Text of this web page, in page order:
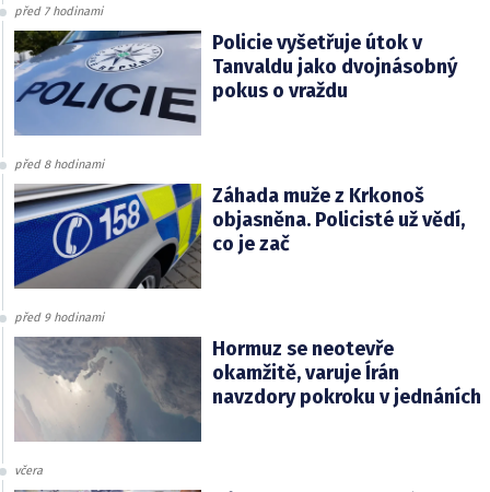
před 7 hodinami
Policie vyšetřuje útok v
Tanvaldu jako dvojnásobný
pokus o vraždu
před 8 hodinami
Záhada muže z Krkonoš
objasněna. Policisté už vědí,
co je zač
před 9 hodinami
Hormuz se neotevře
okamžitě, varuje Írán
navzdory pokroku v jednáních
včera